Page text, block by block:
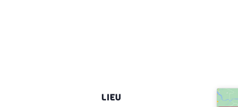
LIEU